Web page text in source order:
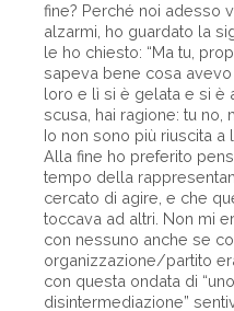
fine? Perché noi adesso
alzarmi, ho guardato la
le ho chiesto: “Ma tu,
sapeva bene cosa
loro e lì si è gelata e si è
scusa, hai ragione: tu no,
Io non sono più riuscita
Alla fine ho preferito
tempo della
cercato di agire, e che
toccava ad altri. Non mi
con nessuno anche se
organizzazione/partito
con questa ondata di
disintermediazione”